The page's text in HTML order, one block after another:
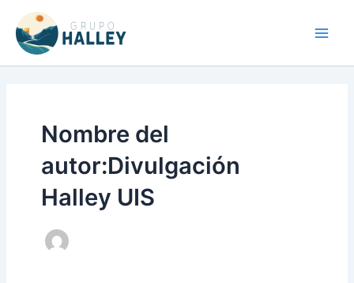
contenido
Nombre del
autor:Divulgación
Halley UIS